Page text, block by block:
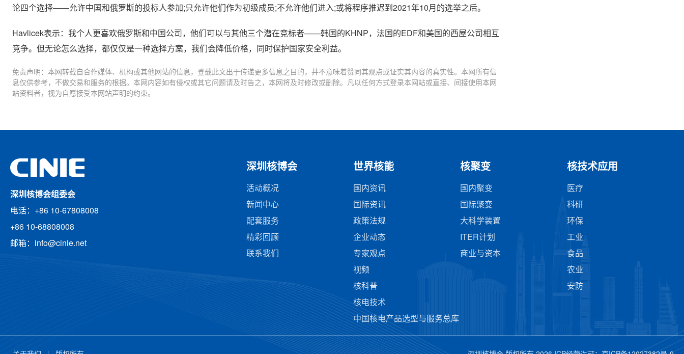
论四个选择——允许中国和俄罗斯的投标人参加;只允许他们作为初级成员;不允许他们进入;或将程序推迟到2021年10月的选举之后。
Havlicek表示：我个人更喜欢俄罗斯和中国公司，他们可以与其他三个潜在竞标者——韩国的KHNP，法国的EDF和美国的西屋公司相互
竞争。但无论怎么选择，都仅仅是一种选择方案，我们会降低价格，同时保护国家安全利益。
免责声明：本网转载自合作媒体、机构或其他网站的信息，登载此文出于传递更多信息之目的，并不意味着赞同其观点或证实其内容的真实性。本网所有信
息仅供参考，不做交易和服务的根据。本网内容如有侵权或其它问题请及时告之，本网将及时修改或删除。凡以任何方式登录本网站或直接、间接使用本网
站资料者，视为自愿接受本网站声明的约束。
深圳核博会组委会
电话：+86 10-67808008
+86 10-68808008
邮箱：info@cinie.net
深圳核博会
活动概况
新闻中心
配套服务
精彩回顾
联系我们
世界核能
国内资讯
国际资讯
政策法规
企业动态
专家观点
视频
核科普
核电技术
中国核电产品选型与服务总库
核聚变
国内聚变
国际聚变
大科学装置
ITER计划
商业与资本
核技术应用
医疗
科研
环保
工业
食品
农业
安防